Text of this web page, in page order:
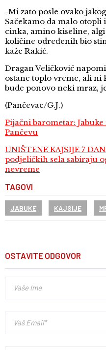
-Mi zato posle ovako
Sačekamo da malo otopli
cinka, amino kiseline,
količine određenih bio
kaže Rakić.
Dragan Veličković
ostane toplo vreme, ali ni
bude ponovo neki mraz,
(Pančevac/G.J.)
Pijačni barometar:
Pančevu
UNIŠTENE KAJSIJE 7
podjeličkih sela sabiraju
nevreme
TAGOVI
JABUKE KAJSIJE
OSTAVITE ODGOVOR